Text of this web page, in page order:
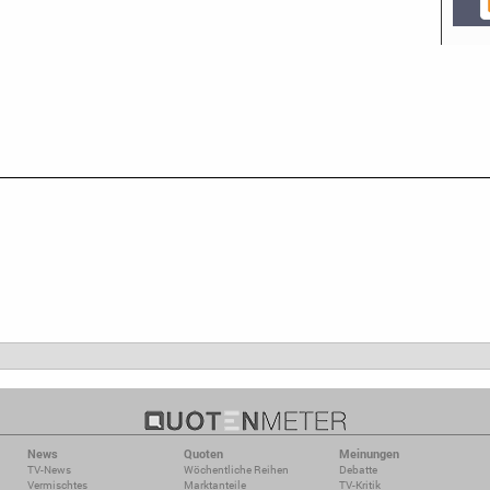
News
TV-News
Vermischtes
Quoten
Wöchentliche Reihen
Marktanteile
Meinungen
Debatte
TV-Kritik